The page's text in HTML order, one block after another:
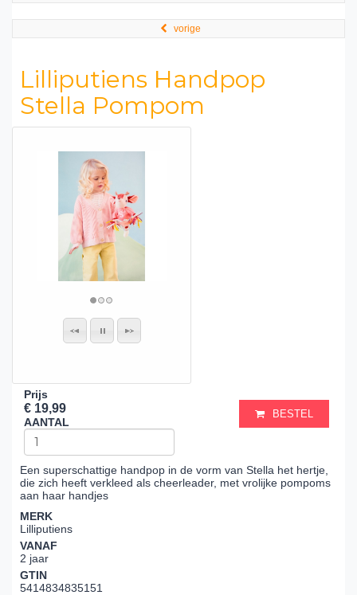
vorige
Lilliputiens Handpop
Stella Pompom
Prijs
€ 19,99
AANTAL
BESTEL
Een superschattige handpop in de vorm van Stella het hertje,
die zich heeft verkleed als cheerleader, met vrolijke pompoms
aan haar handjes
MERK
Lilliputiens
VANAF
2 jaar
GTIN
5414834835151